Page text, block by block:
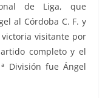
de Liga, que
al Córdoba C. F. y
visitante por
completo y el
División fue Ángel